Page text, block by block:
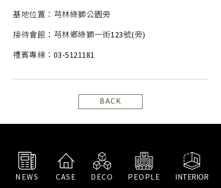
基地位置：芎林綠獅公園旁
接待會館：芎林鄉綠獅一街123號(旁)
禮賓專線：03-5121181
BACK
NEWS CASE DECO PEOPLE INTERIOR